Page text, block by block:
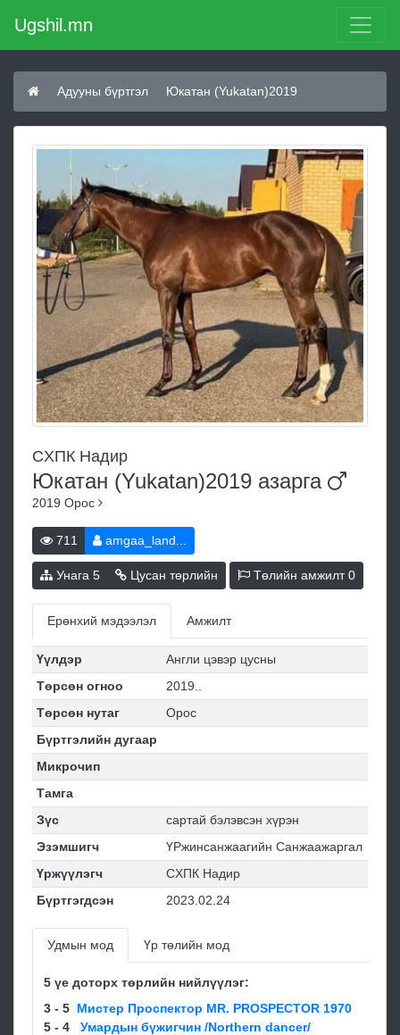
Ugshil.mn
Адууны бүртгэл Юкатан (Yukatan)2019
CХПК Нaдиp
Юкатан (Yukatan)2019 азарга
2019 Орос
711 amgaa_land...
Унага 5 Цусан төрлийн Төлийн амжилт0
Ерөнхий мэдээлэл Амжилт
Үүлдэр
Англи цэвэр цусны
Төрсөн огноо
2019..
Төрсөн нутаг
Орос
Бүртгэлийн дугаар
Микрочип
Тамга
Зүс
сартай бэлэвсэн хүрэн
Эзэмшигч
ҮРжинсанжаагийн Санжаажаргал
Үржүүлэгч
CХПК Нaдиp
Бүртгэгдсэн
2023.02.24
Удмын мод Үр төлийн мод
5 үе доторх төрлийн нийлүүлэг:
3 - 5 Мистер Проспектор MR. PROSPECTOR 1970
5 - 4
Умардын бүжигчин /Northern dancer/